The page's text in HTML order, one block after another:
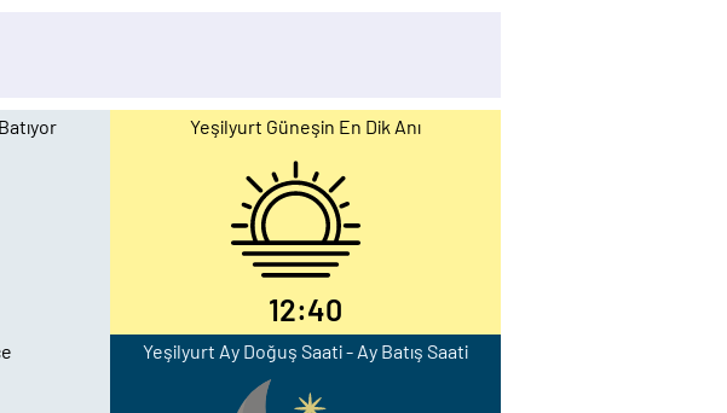
Yeşilyurt Güneşin En Dik Anı
12:40
Yeşilyurt Ay Doğuş Saati - Ay Batış Saati